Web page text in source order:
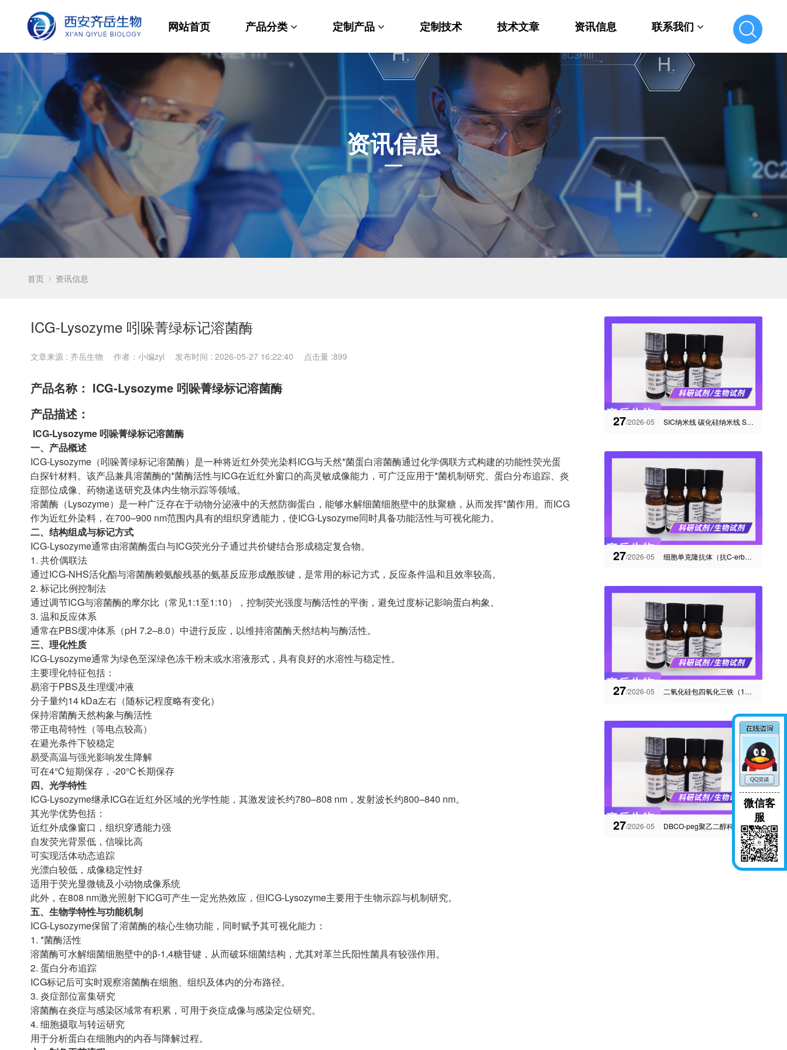
资讯信息
网站首页 产品分类
材料科学
生命科学
发光材料
功能性化学
分析化学
其他产品
定制产品
纳米材料定制
PEG衍生物
荧光标记定制
MOF材料定制
小分子定制
多肽定制
其他材料定制
定制技术 技术文章 资讯信息 联系我们
联系我们
首页 资讯信息
ICG-Lysozyme 吲哚菁绿标记溶菌酶
文章来源 : 齐岳生物 作者：小编zyl 发布时间 : 2026-05-27 16:22:40 点击量 :899
产品名称： ICG-Lysozyme 吲哚菁绿标记溶菌酶
产品描述：
ICG-Lysozyme 吲哚菁绿标记溶菌酶
一、产品概述
ICG-Lysozyme（吲哚菁绿标记溶菌酶）是一种将近红外荧光染料ICG与天然*菌蛋白溶菌酶通过化学偶联方式构建的功能性荧光蛋
白探针材料。该产品兼具溶菌酶的*菌酶活性与ICG在近红外窗口的高灵敏成像能力，可广泛应用于*菌机制研究、蛋白分布追踪、炎
症部位成像、药物递送研究及体内生物示踪等领域。
溶菌酶（Lysozyme）是一种广泛存在于动物分泌液中的天然防御蛋白，能够水解细菌细胞壁中的肽聚糖，从而发挥*菌作用。而ICG
作为近红外染料，在700–900 nm范围内具有的组织穿透能力，使ICG-Lysozyme同时具备功能活性与可视化能力。
二、结构组成与标记方式
ICG-Lysozyme通常由溶菌酶蛋白与ICG荧光分子通过共价键结合形成稳定复合物。
1. 共价偶联法
通过ICG-NHS活化酯与溶菌酶赖氨酸残基的氨基反应形成酰胺键，是常用的标记方式，反应条件温和且效率较高。
2. 标记比例控制法
通过调节ICG与溶菌酶的摩尔比（常见1:1至1:10），控制荧光强度与酶活性的平衡，避免过度标记影响蛋白构象。
3. 温和反应体系
通常在PBS缓冲体系（pH 7.2–8.0）中进行反应，以维持溶菌酶天然结构与酶活性。
三、理化性质
ICG-Lysozyme通常为绿色至深绿色冻干粉末或水溶液形式，具有良好的水溶性与稳定性。
主要理化特征包括：
易溶于PBS及生理缓冲液
分子量约14 kDa左右（随标记程度略有变化）
保持溶菌酶天然构象与酶活性
带正电荷特性（等电点较高）
在避光条件下较稳定
易受高温与强光影响发生降解
可在4℃短期保存，-20℃长期保存
四、光学特性
ICG-Lysozyme继承ICG在近红外区域的光学性能，其激发波长约780–808 nm，发射波长约800–840 nm。
其光学优势包括：
近红外成像窗口，组织穿透能力强
自发荧光背景低，信噪比高
可实现活体动态追踪
光漂白较低，成像稳定性好
适用于荧光显微镜及小动物成像系统
此外，在808 nm激光照射下ICG可产生一定光热效应，但ICG-Lysozyme主要用于生物示踪与机制研究。
五、生物学特性与功能机制
ICG-Lysozyme保留了溶菌酶的核心生物功能，同时赋予其可视化能力：
1. *菌酶活性
溶菌酶可水解细菌细胞壁中的β-1,4糖苷键，从而破坏细菌结构，尤其对革兰氏阳性菌具有较强作用。
2. 蛋白分布追踪
ICG标记后可实时观察溶菌酶在细胞、组织及体内的分布路径。
3. 炎症部位富集研究
溶菌酶在炎症与感染区域常有积累，可用于炎症成像与感染定位研究。
4. 细胞摄取与转运研究
用于分析蛋白在细胞内的内吞与降解过程。
27/2026-05 SIC纳米线 碳化硅纳米线 SiC短纤维 SiC晶须 纯度99+
27/2026-05 细胞单克隆抗体（抗C-erbB-2）偶联科研米托蒽醌
27/2026-05 二氧化硅包四氧化三铁（100nm）简介
27/2026-05 DBCO-peg聚乙二醇科研偶连物二苯并环辛炔-聚乙二醇-羧基
微信客
服